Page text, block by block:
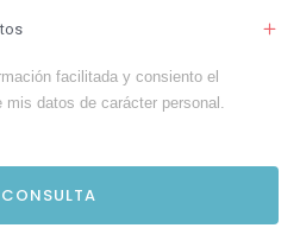
facilitada y consiento el
datos de carácter personal.